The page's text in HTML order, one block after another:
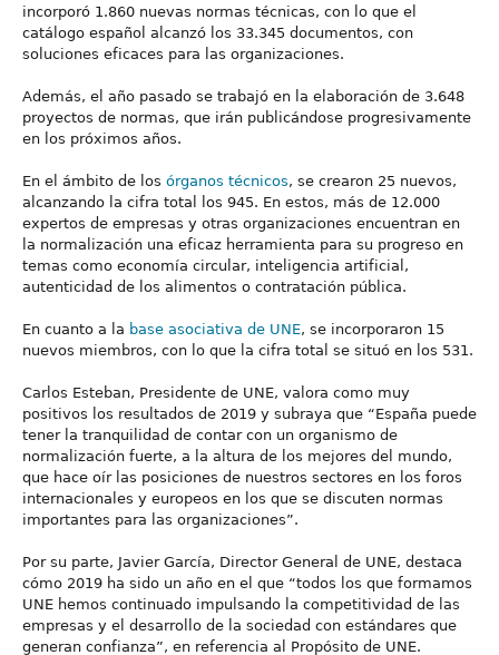
incorporó 1.860 nuevas normas técnicas, con lo que el
catálogo español alcanzó los 33.345 documentos, con
soluciones eficaces para las organizaciones.
Además, el año pasado se trabajó en la elaboración de 3.648
proyectos de normas, que irán publicándose progresivamente
en los próximos años.
En el ámbito de los órganos técnicos, se crearon 25 nuevos,
alcanzando la cifra total los 945. En estos, más de 12.000
expertos de empresas y otras organizaciones encuentran en
la normalización una eficaz herramienta para su progreso en
temas como economía circular, inteligencia artificial,
autenticidad de los alimentos o contratación pública.
En cuanto a la base asociativa de UNE, se incorporaron 15
nuevos miembros, con lo que la cifra total se situó en los 531.
Carlos Esteban, Presidente de UNE, valora como muy
positivos los resultados de 2019 y subraya que “España puede
tener la tranquilidad de contar con un organismo de
normalización fuerte, a la altura de los mejores del mundo,
que hace oír las posiciones de nuestros sectores en los foros
internacionales y europeos en los que se discuten normas
importantes para las organizaciones”.
Por su parte, Javier García, Director General de UNE, destaca
cómo 2019 ha sido un año en el que “todos los que formamos
UNE hemos continuado impulsando la competitividad de las
empresas y el desarrollo de la sociedad con estándares que
generan confianza”, en referencia al Propósito de UNE.